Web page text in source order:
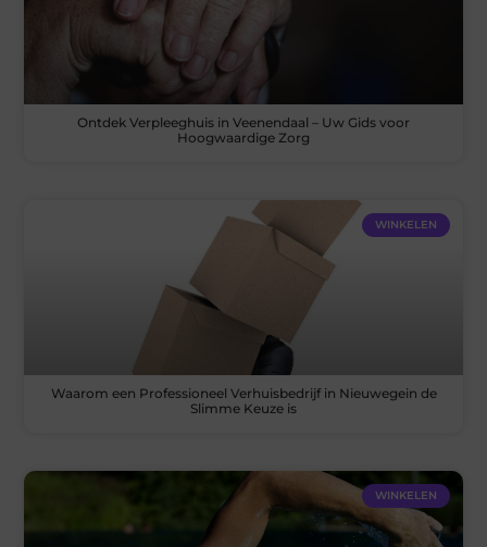
Ontdek Verpleeghuis in Veenendaal – Uw Gids voor
Hoogwaardige Zorg
WINKELEN
Waarom een Professioneel Verhuisbedrijf in Nieuwegein de
Slimme Keuze is
WINKELEN